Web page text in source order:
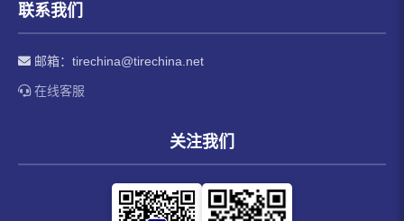
联系我们
邮箱： tirechina@tirechina.net
在线客服
关注我们